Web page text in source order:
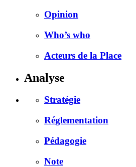
Opinion
Who’s who
Acteurs de la Place
Analyse
Stratégie
Réglementation
Pédagogie
Note